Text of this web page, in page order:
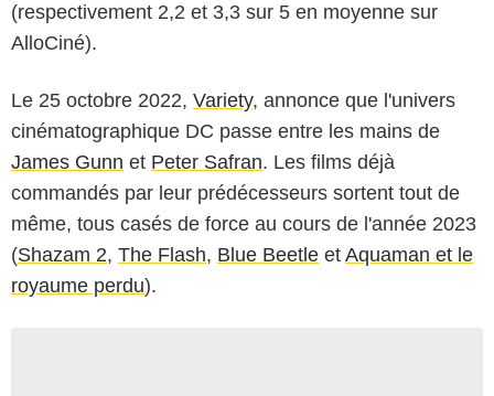
(respectivement 2,2 et 3,3 sur 5 en moyenne sur
AlloCiné).
Le 25 octobre 2022, Variety, annonce que l'univers
cinématographique DC passe entre les mains de
James Gunn et Peter Safran. Les films déjà
commandés par leur prédécesseurs sortent tout de
même, tous casés de force au cours de l'année 2023
(Shazam 2, The Flash, Blue Beetle et Aquaman et le
royaume perdu).